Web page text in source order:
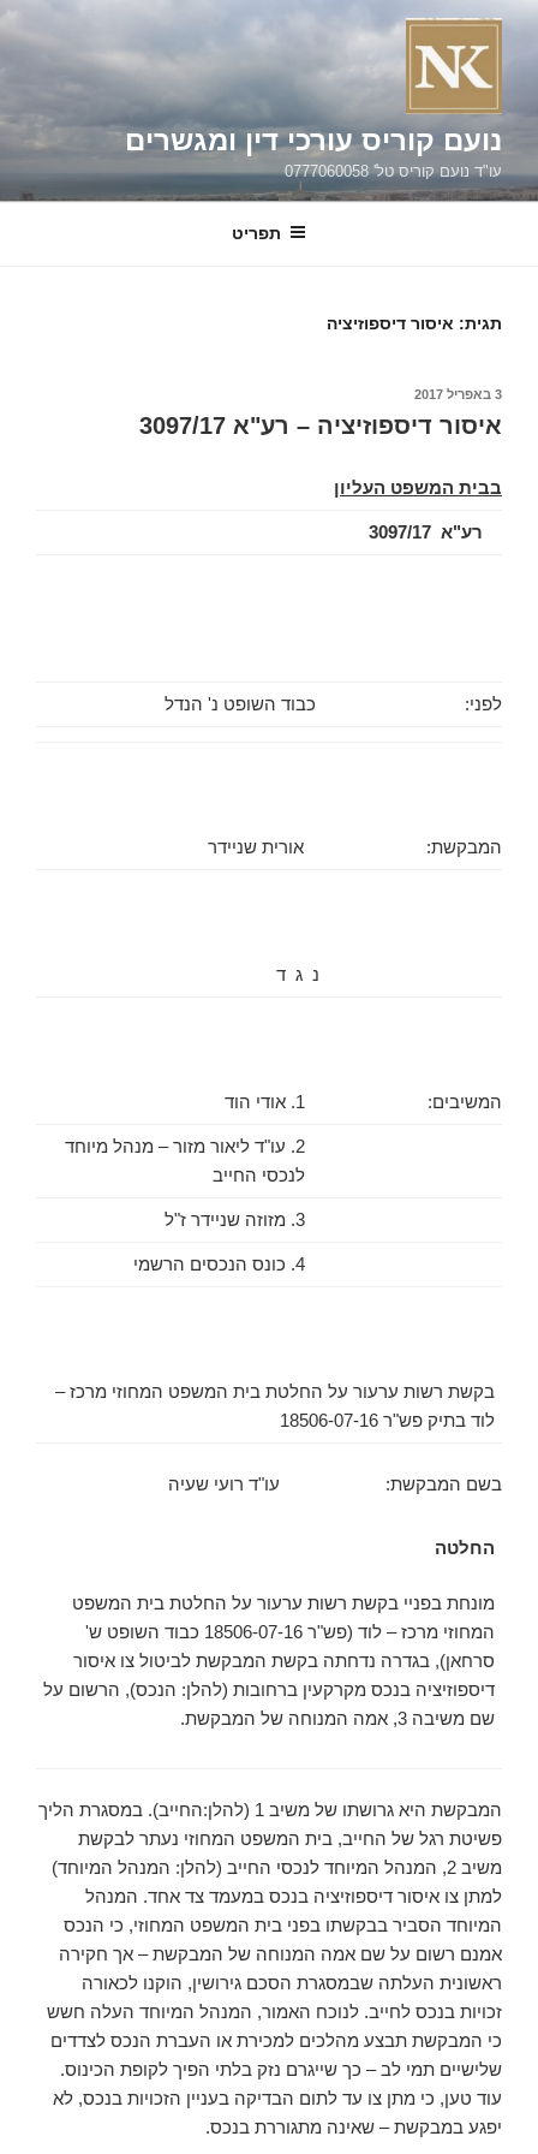
דילוג
נועם קוריס עורכי דין ומגשרים
עו"ד נועם קוריס טל' 0777060058
תפריט
תגית: איסור דיספוזיציה
פורסם
3 באפריל 2017
איסור דיספוזיציה – רע"א 3097/17
בבית המשפט העליון
רע"א 3097/17
לפני: כבוד השופט נ' הנדל
המבקשת: אורית שניידר
נ ג ד
המשיבים: 1. אודי הוד
2. עו"ד ליאור מזור – מנהל מיוחד
לנכסי החייב
3. מזוזה שניידר ז"ל
4. כונס הנכסים הרשמי
בקשת רשות ערעור על החלטת בית המשפט המחוזי מרכז –
לוד בתיק פש"ר 18506-07-16
בשם המבקשת: עו"ד רועי שעיה
החלטה
מונחת בפניי בקשת רשות ערעור על החלטת בית המשפט
המחוזי מרכז – לוד (פש"ר 18506-07-16 כבוד השופט ש'
סרחאן), בגדרה נדחתה בקשת המבקשת לביטול צו איסור
דיספוזיציה בנכס מקרקעין ברחובות (להלן: הנכס), הרשום על
שם משיבה 3, אמה המנוחה של המבקשת.
המבקשת היא גרושתו של משיב 1 (להלן:החייב). במסגרת הליך
פשיטת רגל של החייב, בית המשפט המחוזי נעתר לבקשת
משיב 2, המנהל המיוחד לנכסי החייב (להלן: המנהל המיוחד)
למתן צו איסור דיספוזיציה בנכס במעמד צד אחד. המנהל
המיוחד הסביר בבקשתו בפני בית המשפט המחוזי, כי הנכס
אמנם רשום על שם אמה המנוחה של המבקשת – אך חקירה
ראשונית העלתה שבמסגרת הסכם גירושין, הוקנו לכאורה
זכויות בנכס לחייב. לנוכח האמור, המנהל המיוחד העלה חשש
כי המבקשת תבצע מהלכים למכירת או העברת הנכס לצדדים
שלישיים תמי לב – כך שייגרם נזק בלתי הפיך לקופת הכינוס.
עוד טען, כי מתן צו עד לתום הבדיקה בעניין הזכויות בנכס, לא
יפגע במבקשת – שאינה מתגוררת בנכס.